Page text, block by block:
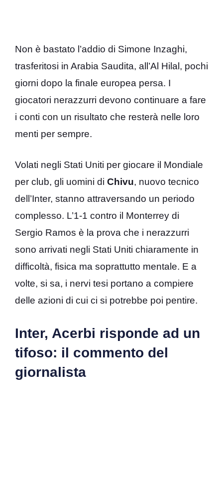
Non è bastato l’addio di Simone Inzaghi,
trasferitosi in Arabia Saudita, all’Al Hilal, pochi
giorni dopo la finale europea persa. I
giocatori nerazzurri devono continuare a fare
i conti con un risultato che resterà nelle loro
menti per sempre.
Volati negli Stati Uniti per giocare il Mondiale
per club, gli uomini di Chivu, nuovo tecnico
dell’Inter, stanno attraversando un periodo
complesso. L’1-1 contro il Monterrey di
Sergio Ramos è la prova che i nerazzurri
sono arrivati negli Stati Uniti chiaramente in
difficoltà, fisica ma soprattutto mentale. E a
volte, si sa, i nervi tesi portano a compiere
delle azioni di cui ci si potrebbe poi pentire.
Inter, Acerbi risponde ad un
tifoso: il commento del
giornalista